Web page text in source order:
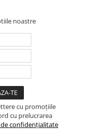
noastre
cu promoțiile
cu prelucrarea
confidențialitate